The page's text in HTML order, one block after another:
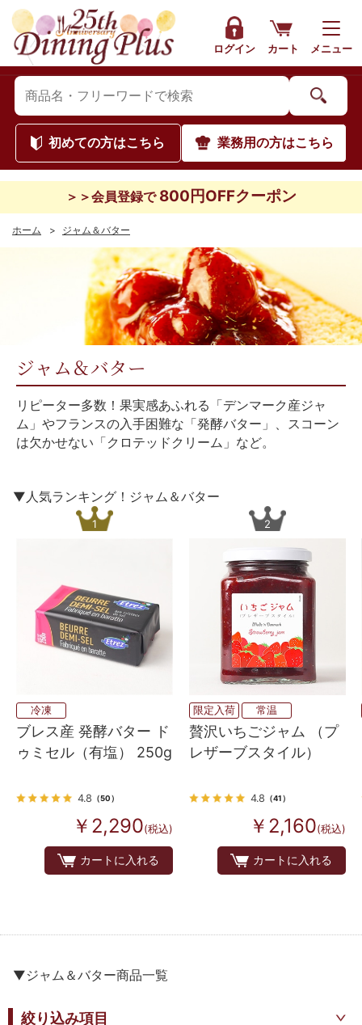
ログイン カート メニュー
初めての方はこちら 業務用の方はこちら
＞＞会員登録で 800円OFFクーポン
ホーム > ジャム＆バター
ジャム＆バター
リピーター多数！果実感あふれる「デンマーク産ジャ
ム」やフランスの入手困難な「発酵バター」、スコーン
は欠かせない「クロテッドクリーム」など。
▼人気ランキング！ジャム＆バター
1
冷凍
ブレス産 発酵バター ド
ゥミセル（有塩） 250g
4.8 （50）
￥2,290(税込)
カートに入れる
2
限定入荷 常温
贅沢いちごジャム （プ
レザーブスタイル）
4.8 （41）
￥2,160(税込)
カートに入れる
▼ジャム＆バター商品一覧
絞り込み項目